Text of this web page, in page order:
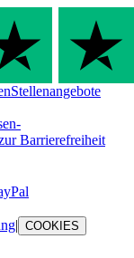
Stellenangebote
Barrierefreiheit
| COOKIES